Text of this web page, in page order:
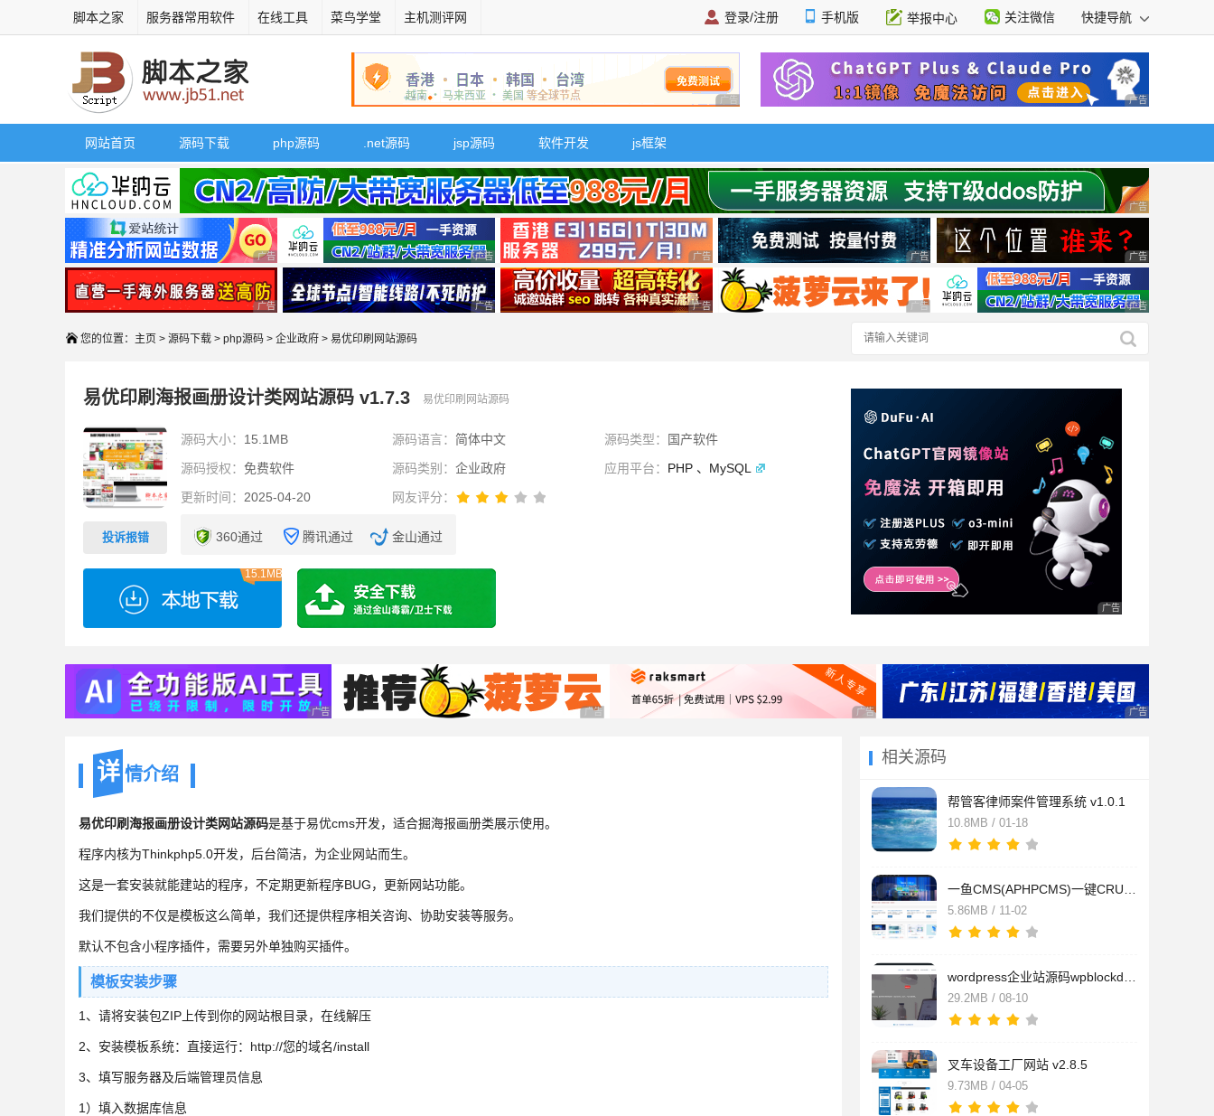
脚本之家 服务器常用软件 在线工具 菜鸟学堂 主机测评网 登录/注册 手机版 举报中心 关注微信 快捷导航
广告 商业广告，理性选择 广告 商业广告，理
网站首页 源码下载 php源码 .net源码 jsp源码 软件开发 js框架
广告 商业广告，理
广告 商业广告，理性选择 广告 商业广告，理性选择 广告 商业广告，理性选择 广告 商业广告，理性选择 广告 商业广告，理
广告 商业广告，理性选择 广告 商业广告，理性选择 广告 商业广告，理性选择 广告 商业广告，理性选择 广告 商业广告，理
您的位置： 主页 > 源码下载 > php源码 > 企业政府 > 易优印刷网站源码
易优印刷海报画册设计类网站源码 v1.7.3 易优印刷网站源码
投诉报错
源码大小： 15.1MB 源码语言： 简体中文 源码类型：
国产软件
源码授权： 免费软件 源码类别：企业政府 应用平台： PHP 、MySQL
更新时间： 2025-04-20 网友评分：
360通过 腾讯通过 金山通过
15.1MB
广告 商业广告，理性选择
广告 商业广告，理性选择 广告 商业广告，理性选择 广告 商业广告，理性选择 广告 商业广告，理
相关源码
帮管客律师案件管理系统 v1.0.1
10.8MB / 01-18
5.86MB / 11-02
29.2MB / 08-10
叉车设备工厂网站 v2.8.5
9.73MB / 04-05
详 情介绍
易优印刷海报画册设计类网站源码是基于易优cms开发，适合掘海报画册类展示使用。
程序内核为Thinkphp5.0开发，后台简洁，为企业网站而生。
这是一套安装就能建站的程序，不定期更新程序BUG，更新网站功能。
我们提供的不仅是模板这么简单，我们还提供程序相关咨询、协助安装等服务。
默认不包含小程序插件，需要另外单独购买插件。
模板安装步骤
1、请将安装包ZIP上传到你的网站根目录，在线解压
2、安装模板系统：直接运行：http://您的域名/install
3、填写服务器及后端管理员信息
1）填入数据库信息